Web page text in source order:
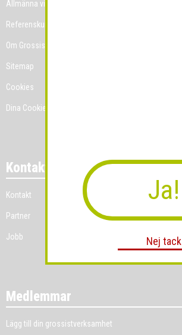
Allmänna villkor
Referenskunder
Om Grossist.se
Sitemap
Cookies
Dina Cookie-prefenser
Kontakt
Kontakt
Partner
Jobb
Medlemmar
Lägg till din grossistverksamhet
Ja!
Nej tack